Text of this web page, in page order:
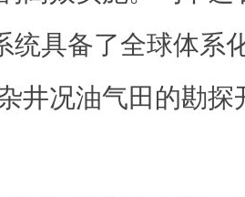
统具备了全球体系
井况油气田的勘